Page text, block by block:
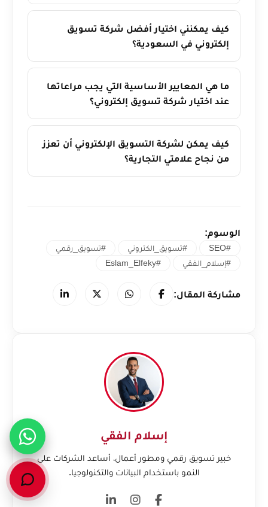
كيف يمكنني اختيار أفضل شركة تسويق
إلكتروني في السعودية؟
ما هي المعايير الأساسية التي يجب مراعاتها
عند اختيار شركة تسويق إلكتروني؟
كيف يمكن لشركة التسويق الإلكتروني أن تعزز
من نجاح علامتي التجارية؟
الوسوم:
#SEO #تسويق_الكتروني
#تسويق_رقمي
#إسلام_الفقي
#Eslam_Elfeky
مشاركة المقال:
إسلام الفقي
خبير تسويق رقمي ومطور أعمال، أساعد الشركات على
النمو باستخدام البيانات والتكنولوجيا.